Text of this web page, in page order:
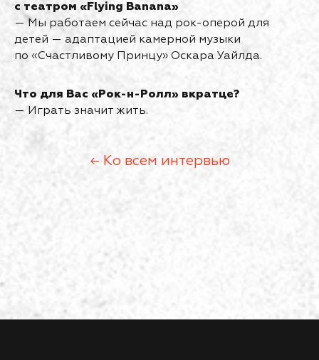
с театром «Flying Banana»
— Мы работаем сейчас над рок-оперой для
детей — адаптацией камерной музыки
по «Счастливому Принцу» Оскара Уайлда.
Что для Вас «Рок-н-Ролл» вкратце?
— Играть значит жить.
← Ко всем интервью